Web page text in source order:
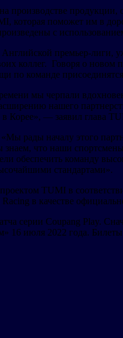
производстве
поможет им в
с
премьер-лиги,
коллег. Говоря о новом
команде
мы черпали
нашего
Корее», — заявил глава
рады началу этого
что наши
обеспечить команду
стандартами».
TUMI в
в качестве
серии Coupang Play.
16 июля 2022 года.